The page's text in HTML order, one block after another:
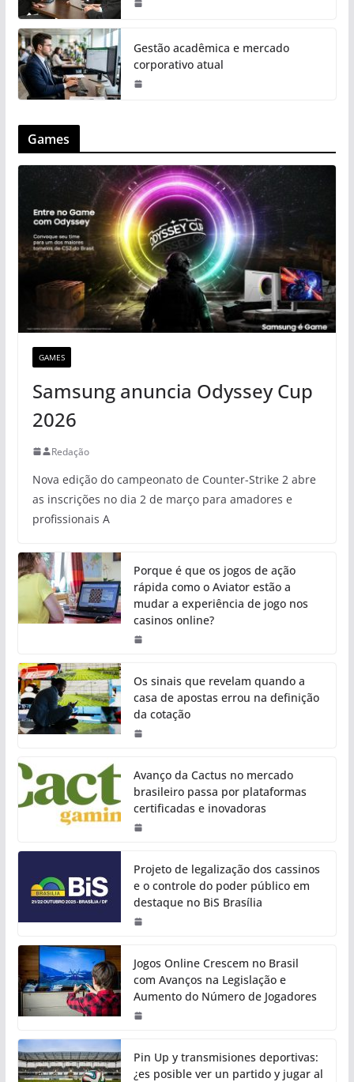
Gestão acadêmica e mercado
corporativo atual
Games
GAMES
Samsung anuncia Odyssey Cup
2026
Redação
Nova edição do campeonato de Counter-Strike 2 abre
as inscrições no dia 2 de março para amadores e
profissionais A
Porque é que os jogos de ação
rápida como o Aviator estão a
mudar a experiência de jogo nos
casinos online?
Os sinais que revelam quando a
casa de apostas errou na definição
da cotação
Avanço da Cactus no mercado
brasileiro passa por plataformas
certificadas e inovadoras
Projeto de legalização dos cassinos
e o controle do poder público em
destaque no BiS Brasília
Jogos Online Crescem no Brasil
com Avanços na Legislação e
Aumento do Número de Jogadores
Pin Up y transmisiones deportivas:
¿es posible ver un partido y jugar al